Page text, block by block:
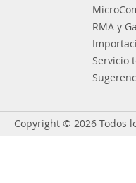
RMA y
Servicio
Copyright © 2026 Todos